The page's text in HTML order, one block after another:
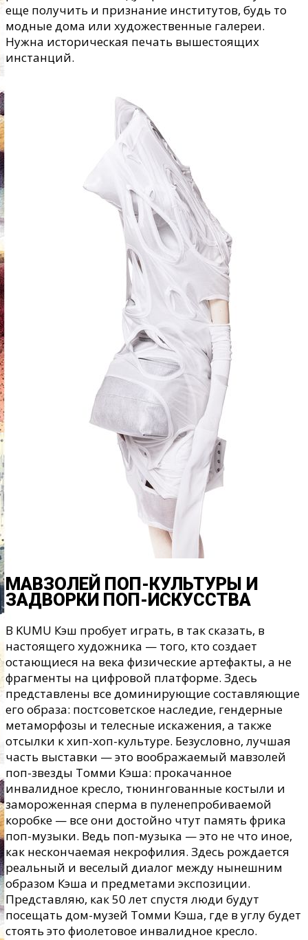
еще получить и признание институтов, будь то
модные дома или художественные галереи.
Нужна историческая печать вышестоящих
инстанций.
МАВЗОЛЕЙ ПОП-КУЛЬТУРЫ И
ЗАДВОРКИ ПОП-ИСКУССТВА
В KUMU Кэш пробует играть, в так сказать, в
настоящего художника — того, кто создает
остающиеся на века физические артефакты, а не
фрагменты на цифровой платформе. Здесь
представлены все доминирующие составляющие
его образа: постсоветское наследие, гендерные
метаморфозы и телесные искажения, а также
отсылки к хип-хоп-культуре. Безусловно, лучшая
часть выставки — это воображаемый мавзолей
поп-звезды Томми Кэша: прокачанное
инвалидное кресло, тюнингованные костыли и
замороженная сперма в пуленепробиваемой
коробке — все они достойно чтут память фрика
поп-музыки. Ведь поп-музыка — это не что иное,
как нескончаемая некрофилия. Здесь рождается
реальный и веселый диалог между нынешним
образом Кэша и предметами экспозиции.
Представляю, как 50 лет спустя люди будут
посещать дом-музей Томми Кэша, где в углу будет
стоять это фиолетовое инвалидное кресло.